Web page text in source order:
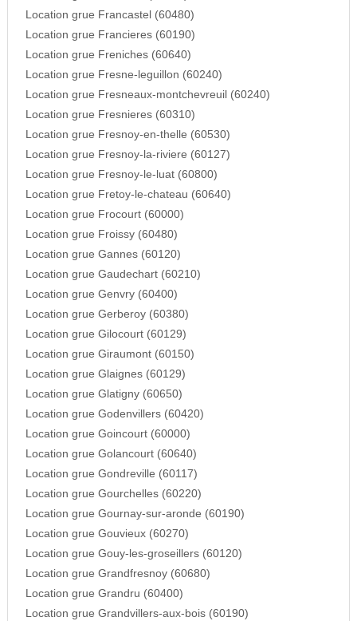
Location grue Francastel (60480)
Location grue Francieres (60190)
Location grue Freniches (60640)
Location grue Fresne-leguillon (60240)
Location grue Fresneaux-montchevreuil (60240)
Location grue Fresnieres (60310)
Location grue Fresnoy-en-thelle (60530)
Location grue Fresnoy-la-riviere (60127)
Location grue Fresnoy-le-luat (60800)
Location grue Fretoy-le-chateau (60640)
Location grue Frocourt (60000)
Location grue Froissy (60480)
Location grue Gannes (60120)
Location grue Gaudechart (60210)
Location grue Genvry (60400)
Location grue Gerberoy (60380)
Location grue Gilocourt (60129)
Location grue Giraumont (60150)
Location grue Glaignes (60129)
Location grue Glatigny (60650)
Location grue Godenvillers (60420)
Location grue Goincourt (60000)
Location grue Golancourt (60640)
Location grue Gondreville (60117)
Location grue Gourchelles (60220)
Location grue Gournay-sur-aronde (60190)
Location grue Gouvieux (60270)
Location grue Gouy-les-groseillers (60120)
Location grue Grandfresnoy (60680)
Location grue Grandru (60400)
Location grue Grandvillers-aux-bois (60190)